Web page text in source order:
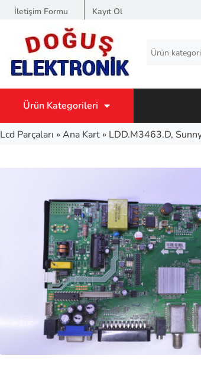
İletişim Formu Kayıt Ol
Ürün Kategorileri
Lcd Parçaları » Ana Kart » LDD.M3463.D,